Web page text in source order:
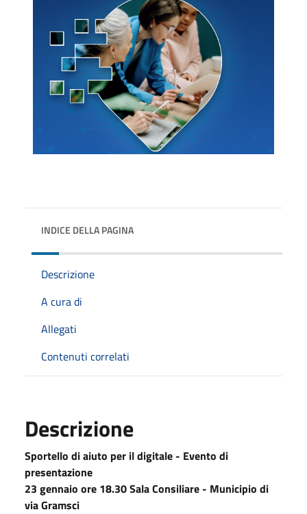
INDICE DELLA PAGINA
Descrizione
A cura di
Allegati
Contenuti correlati
Descrizione
Sportello di aiuto per il digitale - Evento di
presentazione
23 gennaio ore 18.30 Sala Consiliare - Municipio di
via Gramsci